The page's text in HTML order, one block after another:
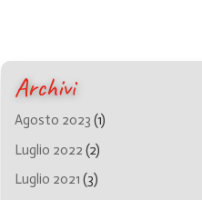
Archivi
Agosto 2023 (1)
Luglio 2022 (2)
Luglio 2021 (3)